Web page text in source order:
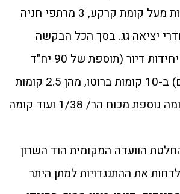
חדשים בני 8 קומות מעל קומת קרקע, 3 מרתפי חניה
יציאה גג. בסך הכל הבקשה
להיתר כללה 142 יחידות דיור (תוספת של 90 יח"ד
ביחס למצב הקיים) ב-10 קומות ברוטו, מהן 2.5 קומות
מכוח תמ"א 38, קומה נוספת מכוח הר/ 1/38 ועוד קומה
הוועדה המקומית הוד השרון
את ההתנגדויות למתן היתר